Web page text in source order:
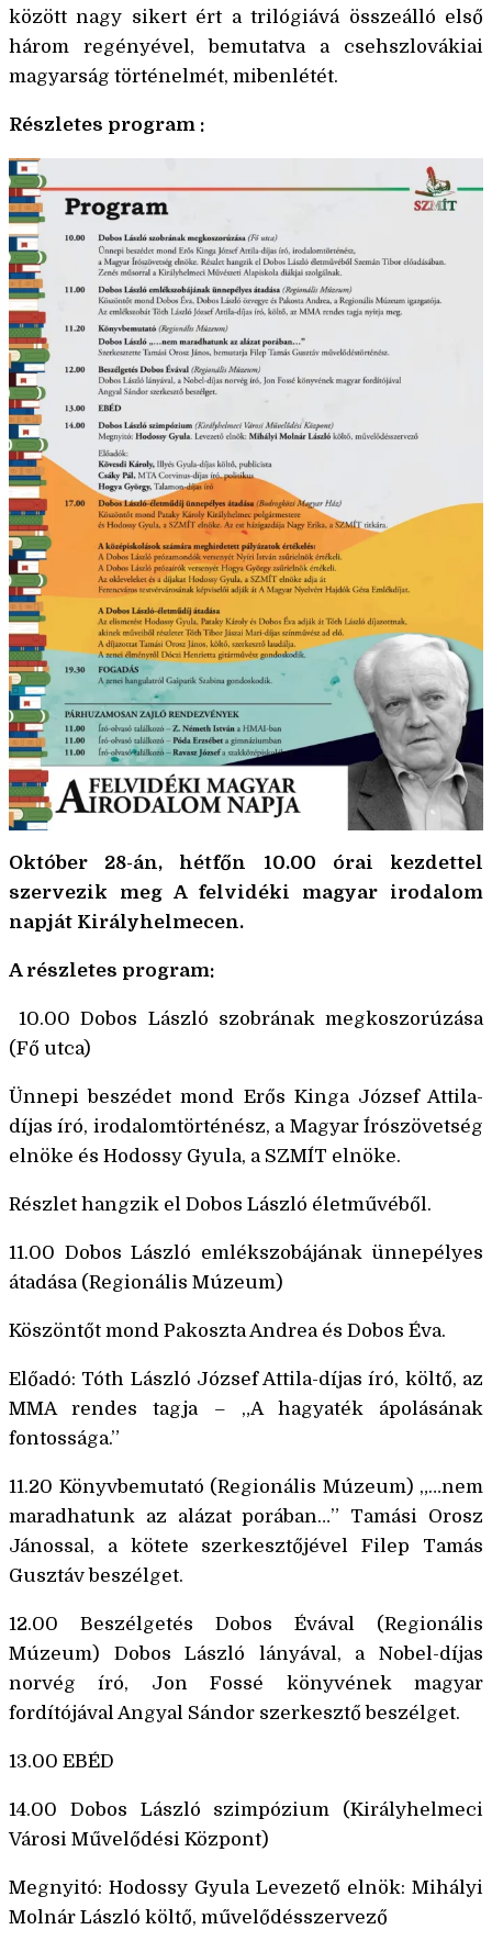
között nagy sikert ért a trilógiává összeálló első
három regényével, bemutatva a csehszlovákiai
magyarság történelmét, mibenlétét.
Részletes program :
Október 28-án, hétfőn 10.00 órai kezdettel
szervezik meg A felvidéki magyar irodalom
napját Királyhelmecen.
A részletes program:
10.00 Dobos László szobrának megkoszorúzása
(Fő utca)
Ünnepi beszédet mond Erős Kinga József Attila-
díjas író, irodalomtörténész, a Magyar Írószövetség
elnöke és Hodossy Gyula, a SZMÍT elnöke.
Részlet hangzik el Dobos László életművéből.
11.00 Dobos László emlékszobájának ünnepélyes
átadása (Regionális Múzeum)
Köszöntőt mond Pakoszta Andrea és Dobos Éva.
Előadó: Tóth László József Attila-díjas író, költő, az
MMA rendes tagja – „A hagyaték ápolásának
fontossága.”
11.20 Könyvbemutató (Regionális Múzeum) „…nem
maradhatunk az alázat porában…” Tamási Orosz
Jánossal, a kötete szerkesztőjével Filep Tamás
Gusztáv beszélget.
12.00 Beszélgetés Dobos Évával (Regionális
Múzeum) Dobos László lányával, a Nobel-díjas
norvég író, Jon Fossé könyvének magyar
fordítójával Angyal Sándor szerkesztő beszélget.
13.00 EBÉD
14.00 Dobos László szimpózium (Királyhelmeci
Városi Művelődési Központ)
Megnyitó: Hodossy Gyula Levezető elnök: Mihályi
Molnár László költő, művelődésszervező